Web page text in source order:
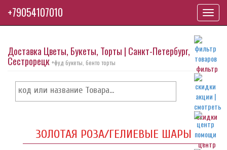
фильтр
скидки
центр
Доставка Цветы, Букеты, Торты | Санкт-Петербург,
Сестрорецк +фуд букеты, бенто торты
ЗОЛОТАЯ РОЗА/ГЕЛИЕВЫЕ ШАРЫ
+79054107010